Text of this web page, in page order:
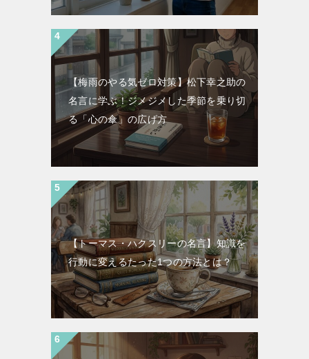
【梅雨のやる気ゼロ対策】松下幸之助の
名言に学ぶ！ジメジメした季節を乗り切
る「心の傘」の広げ方
【トーマス・ハクスリーの名言】知識を
行動に変えるたった1つの方法とは？